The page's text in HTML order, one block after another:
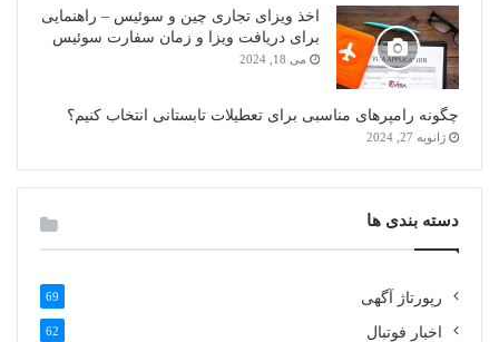
اخذ ویزای تجاری چین و سوئیس – راهنمایی
برای دریافت ویزا و زمان سفارت سوئیس
می 18, 2024
چگونه رامپرهای مناسبی برای تعطیلات تابستانی انتخاب کنیم؟
ژانویه 27, 2024
دسته بندی ها
رپورتاژ آگهی 69
اخبار فوتبال 62